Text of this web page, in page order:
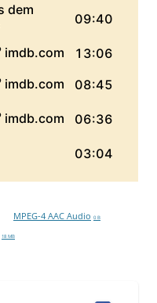
MPEG-4 AAC Audio 0 B
18 MB